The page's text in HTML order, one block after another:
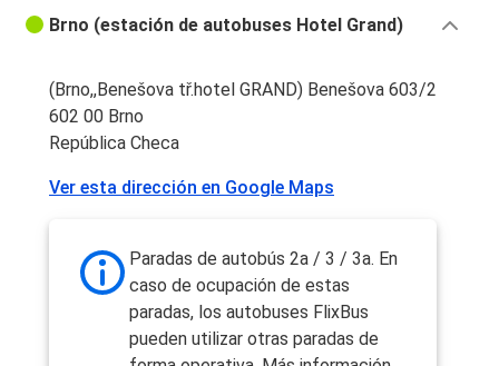
Brno (estación de autobuses Hotel Grand)
(Brno,,Benešova tř.hotel GRAND) Benešova 603/2
602 00 Brno
República Checa
Ver esta dirección en Google Maps
Paradas de autobús 2a / 3 / 3a. En
caso de ocupación de estas
paradas, los autobuses FlixBus
pueden utilizar otras paradas de